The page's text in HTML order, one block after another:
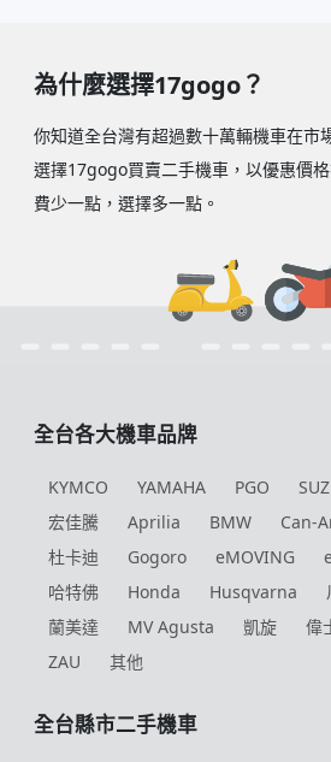
為什麼選擇17gogo？
你知道全台灣有超過數十萬輛機車在市
選擇17gogo買賣二手機車，以優惠價
費少一點，選擇多一點。
全台各大機車品牌
KYMCO YAMAHA PGO
宏佳騰
Aprilia BMW Can-
杜卡迪
Gogoro eMOVING
哈特佛
Honda Husqvarna
蘭美達
MV Agusta 凱旋 偉
ZAU
其他
全台縣市二手機車